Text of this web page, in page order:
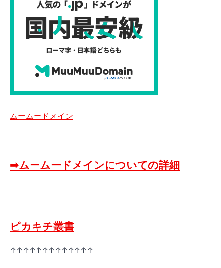
ムームードメイン
➡ムームードメインについての詳細
ピカキチ叢書
↑↑↑↑↑↑↑↑↑↑↑↑↑